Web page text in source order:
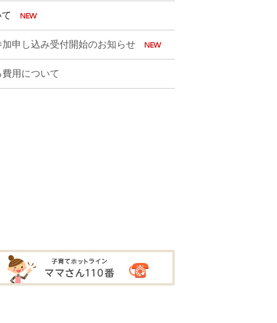
加申し込み受付開始のお知らせ
用について